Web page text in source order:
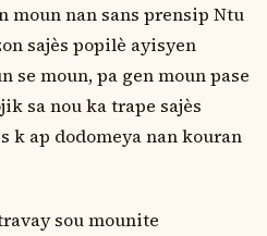
moun nan sans prensip Ntu
sajѐs popilѐ ayisyen
se moun, pa gen moun pase
sa nou ka trape sajѐs
k ap dodomeya nan kouran
sou mounite